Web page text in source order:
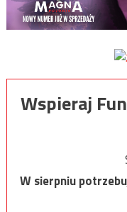
Wspieraj
W sierpniu